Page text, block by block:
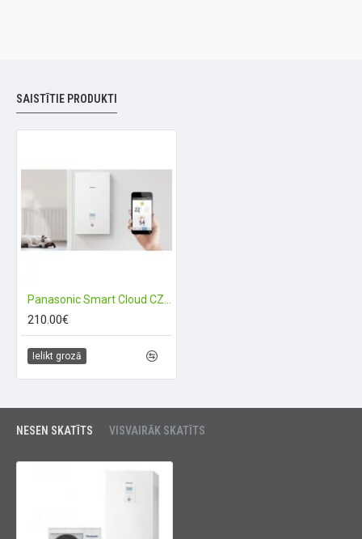
SAISTĪTIE PRODUKTI
210.00€
Ielikt grozā
NESEN SKATĪTS VISVAIRĀK SKATĪTS